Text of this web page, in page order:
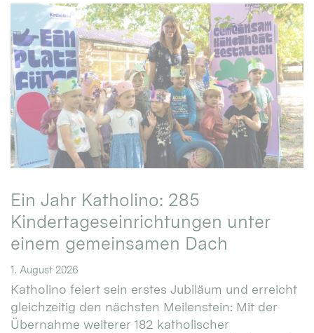
Ein Jahr Katholino: 285
Kindertageseinrichtungen unter
einem gemeinsamen Dach
1. August 2026
Katholino feiert sein erstes Jubiläum und erreicht
gleichzeitig den nächsten Meilenstein: Mit der
Übernahme weiterer 182 katholischer